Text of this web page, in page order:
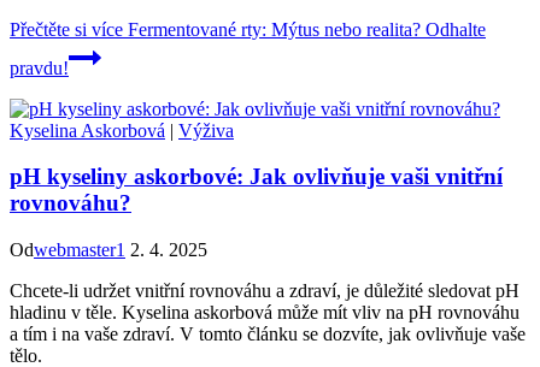
Přečtěte si více Fermentované rty: Mýtus nebo realita? Odhalte
pravdu!
Kyselina Askorbová | Výživa
pH kyseliny askorbové: Jak ovlivňuje vaši vnitřní
rovnováhu?
Odwebmaster1 2. 4. 2025
Chcete-li udržet vnitřní rovnováhu a zdraví, je důležité sledovat pH
hladinu v těle. Kyselina askorbová může mít vliv na pH rovnováhu
a tím i na vaše zdraví. V tomto článku se dozvíte, jak ovlivňuje vaše
tělo.